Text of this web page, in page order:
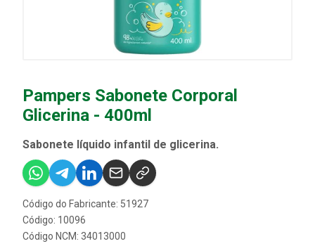
Pampers Sabonete Corporal
Glicerina - 400ml
Sabonete líquido infantil de glicerina.
Código do Fabricante: 51927
Código: 10096
Código NCM: 34013000